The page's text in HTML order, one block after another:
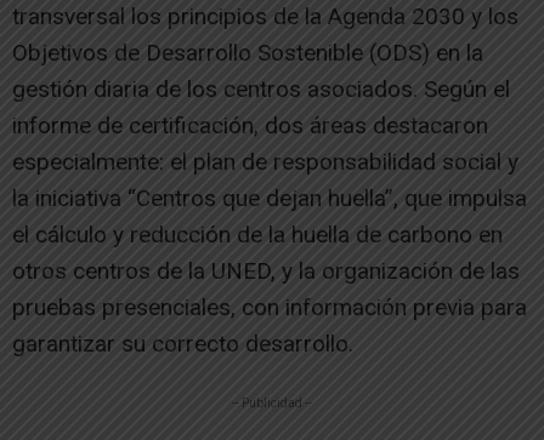
transversal los principios de la Agenda 2030 y los
Objetivos de Desarrollo Sostenible (ODS) en la
gestión diaria de los centros asociados. Según el
informe de certificación, dos áreas destacaron
especialmente: el plan de responsabilidad social y
la iniciativa “Centros que dejan huella”, que impulsa
el cálculo y reducción de la huella de carbono en
otros centros de la UNED, y la organización de las
pruebas presenciales, con información previa para
garantizar su correcto desarrollo.
-- Publicidad --